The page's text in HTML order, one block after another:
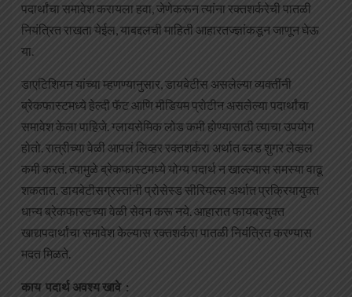
पदार्थांचा समावेश करायला हवा, जेणेकरून त्यांना रक्तशर्करेची पातळी
नियंत्रित राखता येईल, याबद्दलची माहिती आहारतज्ज्ञांकडून जाणून घेऊ
या.
डाएटिशियन यांच्या म्हणण्यानुसार, डायबेटीस असलेल्या व्यक्तींनी
ब्रेकफास्टमध्ये हेल्दी फॅट आणि मीडियम प्रोटीन असलेल्या पदार्थांचा
समावेश केला पाहिजे. ग्लायसेमिक लोड कमी होण्यासाठी त्याचा उपयोग
होतो. रात्रीच्या वेळी आपलं लिव्हर रक्तशर्करा अर्थात ब्लड शुगर लेव्हल
कमी करतं. त्यामुळे ब्रेकफास्टमध्ये योग्य पदार्थ न खाल्ल्यास समस्या वाढू
शकतात. डायबेटीसग्रस्तांनी प्रोसेस्ड सीरियल्स अर्थात प्रक्रियायुक्त
धान्य ब्रेकफास्टच्या वेळी सेवन करू नये. आहारात फायबरयुक्त
खाद्यपदार्थांचा समावेश केल्यास रक्तशर्करा पातळी नियंत्रित करण्यास
मदत मिळते.
काय पदार्थ अवश्य खावे :